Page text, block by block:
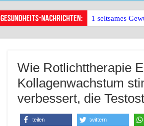
Gesundheits-Nachrichten: 1 seltsames
Wie Rotlichttherapie
Kollagenwachstum
verbessert, die
teilen twittern